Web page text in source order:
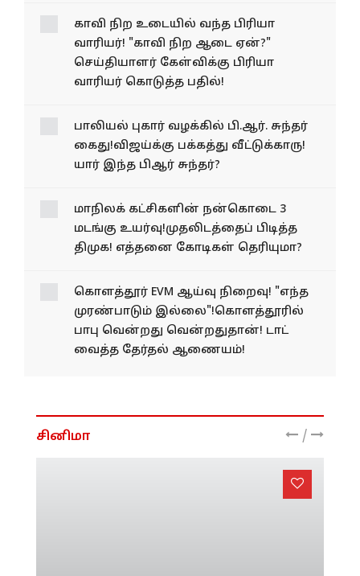
காவி நிற உடையில் வந்த
பிரியா வாரியர்! "காவி நிற
ஆடை ஏன்?" செய்தியாளர்
கேள்விக்கு பிரியா வாரியர்
பாலியல் புகார் வழக்கில் பி.ஆர். சுந்தர்
கைது!விஜய்க்கு பக்கத்து வீட்டுக்காரு!
மாநிலக் கட்சிகளின் நன்கொடை 3
மடங்கு உயர்வு!முதலிடத்தைப் பிடித்த
கொளத்தூர் EVM ஆய்வு நிறைவு! "எந்த
முரண்பாடும் இல்லை"!கொளத்தூரில்
பாபு வென்றது வென்றதுதான்! டாட்